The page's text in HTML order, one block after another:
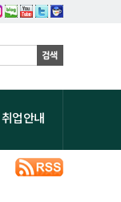
취업안내